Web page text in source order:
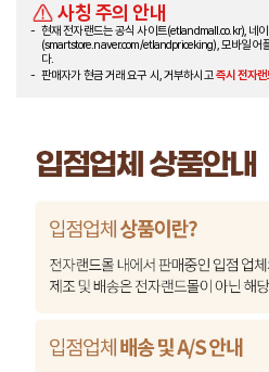
사칭 주의 안내
현재 전자랜드는 공식 사이트(etlandmall.co.kr), 네
(smartstore.naver.com/etlandpriceking), 모바일 어
다.
판매자가 현금 거래 요구 시, 거부하시고즉시 전자